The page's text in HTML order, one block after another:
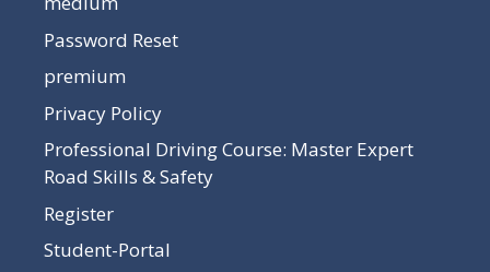
Password Reset
premium
Privacy Policy
Professional Driving Course: Master Expert
Road Skills & Safety
Register
Student-Portal